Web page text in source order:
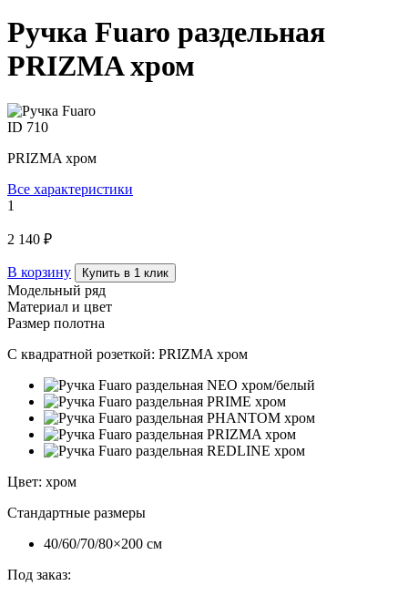
Ручка Fuaro раздельная
PRIZMA хром
ID 710
PRIZMA хром
Все характеристики
1
2 140 ₽
В корзину Купить в 1 клик
Модельный ряд
Материал и цвет
Размер полотна
С квадратной розеткой: PRIZMA хром
Цвет: хром
Стандартные размеры
40/60/70/80×200 см
Под заказ: